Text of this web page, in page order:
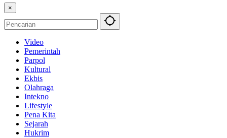
×
Video
Pemerintah
Parpol
Kultural
Ekbis
Olahraga
Intekno
Lifestyle
Pena Kita
Sejarah
Hukrim